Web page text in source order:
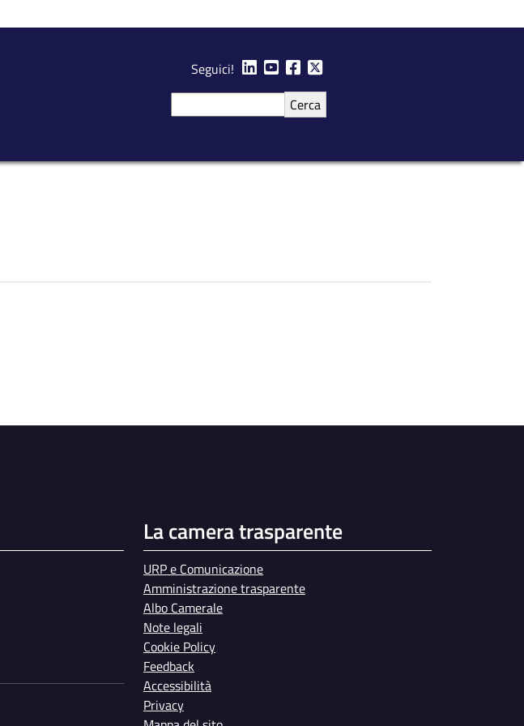
Seguici!
La camera trasparente
URP e Comunicazione
Amministrazione trasparente
Albo Camerale
Note legali
Cookie Policy
Feedback
Accessibilità
Privacy